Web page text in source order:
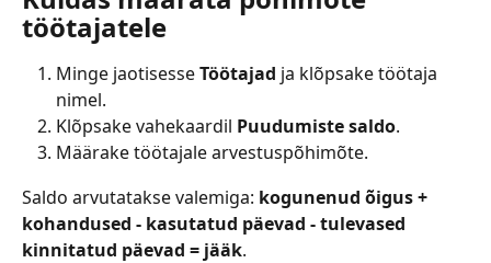
töötajatele
Minge jaotisesse Töötajad ja klõpsake töötaja
nimel.
Klõpsake vahekaardil Puudumiste saldo.
Määrake töötajale arvestuspõhimõte.
Saldo arvutatakse valemiga: kogunenud õigus +
kohandused - kasutatud päevad - tulevased
kinnitatud päevad = jääk.